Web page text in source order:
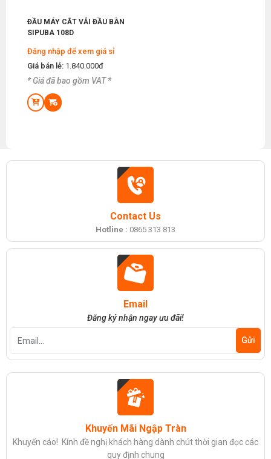
ĐẦU MÁY CẮT VẢI ĐẦU BÀN
SIPUBA 108D
Đăng nhập để xem giá sỉ
Giá bán lẻ: 1.840.000đ
* Giá đã bao gồm VAT *
Contact Us
Hotline : 0865 313 813
Email
Đăng ký nhận ngay ưu đãi!
Khuyến Mãi Ngập Tràn
Khuyến cáo! Kính đề nghị khách hàng dành chút thời gian đọc các
quy định chung